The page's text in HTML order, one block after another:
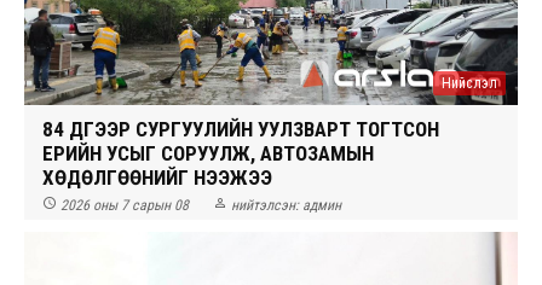
Нийслэл
84 ДҮГЭЭР СУРГУУЛИЙН УУЛЗВАРТ ТОГТСОН
ҮЕРИЙН УСЫГ СОРУУЛЖ, АВТОЗАМЫН
ХӨДӨЛГӨӨНИЙГ НЭЭЖЭЭ
 2026 оны 7 сарын 08  нийтэлсэн: админ